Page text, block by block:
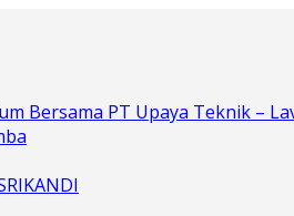
Bersama PT Upaya Teknik –